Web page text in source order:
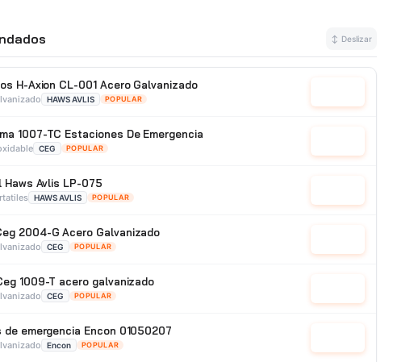
↕ Deslizar
H-Axion CL-001 Acero Galvanizado
HAWS AVLIS POPULAR
1007-TC Estaciones De Emergencia
CEG POPULAR
Avlis LP-075
HAWS AVLIS POPULAR
2004-G Acero Galvanizado
CEG POPULAR
1009-T acero galvanizado
CEG POPULAR
de emergencia Encon 01050207
Encon POPULAR